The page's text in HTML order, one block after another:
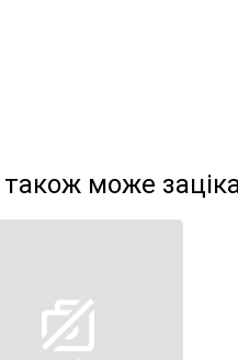
також може